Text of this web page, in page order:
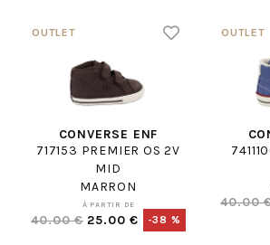
CONVERSE ENF
717153 PREMIER OS 2V
MID
MARRON
À PARTIR DE
40.00 € 25.00 € -38 %
40.00